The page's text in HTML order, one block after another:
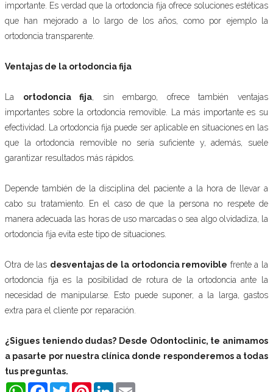
importante. Es verdad que la ortodoncia fija ofrece soluciones estéticas
que han mejorado a lo largo de los años, como por ejemplo la
ortodoncia transparente.
Ventajas de la ortodoncia fija
La ortodoncia fija, sin embargo, ofrece también ventajas
importantes sobre la ortodoncia removible. La más importante es su
efectividad. La ortodoncia fija puede ser aplicable en situaciones en las
que la ortodoncia removible no sería suficiente y, además, suele
garantizar resultados más rápidos.
Depende también de la disciplina del paciente a la hora de llevar a
cabo su tratamiento. En el caso de que la persona no respete de
manera adecuada las horas de uso marcadas o sea algo olvidadiza, la
ortodoncia fija evita este tipo de situaciones.
Otra de las desventajas de la ortodoncia removible frente a la
ortodoncia fija es la posibilidad de rotura de la ortodoncia ante la
necesidad de manipularse. Esto puede suponer, a la larga, gastos
extra para el cliente por reparación.
¿Sigues teniendo dudas? Desde Odontoclinic, te animamos
a pasarte por nuestra clínica donde responderemos a todas
tus preguntas.
WhatsAppFacebookTwitterPinterestLinkedIn